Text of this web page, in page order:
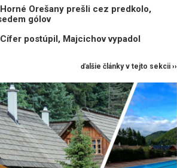
Orešany prešli cez predkolo,
gólov
postúpil, Majcichov vypadol
ďalšie články v tejto sekcii ››